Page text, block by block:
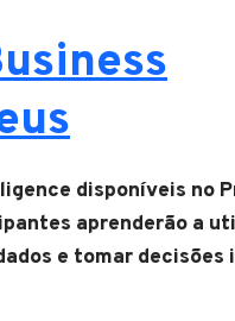
disponíveis no
aprenderão a
e tomar decisões